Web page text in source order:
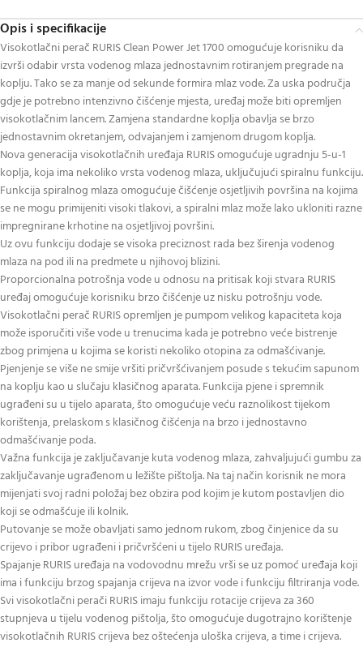
Opis i specifikacije
Visokotlačni perač RURIS Clean Power Jet 1700 omogućuje korisniku da
izvrši odabir vrsta vodenog mlaza jednostavnim rotiranjem pregrade na
koplju. Tako se za manje od sekunde formira mlaz vode. Za uska područja
gdje je potrebno intenzivno čišćenje mjesta, uređaj može biti opremljen
visokotlačnim lancem. Zamjena standardne koplja obavlja se brzo
jednostavnim okretanjem, odvajanjem i zamjenom drugom koplja.
Nova generacija visokotlačnih uređaja RURIS omogućuje ugradnju 5-u-1
koplja, koja ima nekoliko vrsta vodenog mlaza, uključujući spiralnu funkciju.
Funkcija spiralnog mlaza omogućuje čišćenje osjetljivih površina na kojima
se ne mogu primijeniti visoki tlakovi, a spiralni mlaz može lako ukloniti razne
impregnirane krhotine na osjetljivoj površini.
Uz ovu funkciju dodaje se visoka preciznost rada bez širenja vodenog
mlaza na pod ili na predmete u njihovoj blizini.
Proporcionalna potrošnja vode u odnosu na pritisak koji stvara RURIS
uređaj omogućuje korisniku brzo čišćenje uz nisku potrošnju vode.
Visokotlačni perač RURIS opremljen je pumpom velikog kapaciteta koja
može isporučiti više vode u trenucima kada je potrebno veće bistrenje
zbog primjena u kojima se koristi nekoliko otopina za odmašćivanje.
Pjenjenje se više ne smije vršiti pričvršćivanjem posude s tekućim sapunom
na koplju kao u slučaju klasičnog aparata. Funkcija pjene i spremnik
ugrađeni su u tijelo aparata, što omogućuje veću raznolikost tijekom
korištenja, prelaskom s klasičnog čišćenja na brzo i jednostavno
odmašćivanje poda.
Važna funkcija je zaključavanje kuta vodenog mlaza, zahvaljujući gumbu za
zaključavanje ugrađenom u ležište pištolja. Na taj način korisnik ne mora
mijenjati svoj radni položaj bez obzira pod kojim je kutom postavljen dio
koji se odmašćuje ili kolnik.
Putovanje se može obavljati samo jednom rukom, zbog činjenice da su
crijevo i pribor ugrađeni i pričvršćeni u tijelo RURIS uređaja.
Spajanje RURIS uređaja na vodovodnu mrežu vrši se uz pomoć uređaja koji
ima i funkciju brzog spajanja crijeva na izvor vode i funkciju filtriranja vode.
Svi visokotlačni perači RURIS imaju funkciju rotacije crijeva za 360
stupnjeva u tijelu vodenog pištolja, što omogućuje dugotrajno korištenje
visokotlačnih RURIS crijeva bez oštećenja uloška crijeva, a time i crijeva.